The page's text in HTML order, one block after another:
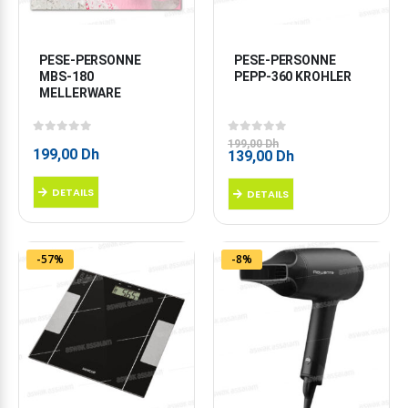
PESE-PERSONNE
MBS-180
MELLERWARE
199,00 Dh
DETAILS
PESE-PERSONNE
PEPP-360 KROHLER
0 sur 5
199,00Dh
Le
initial
était :
199,00 Dh.
139,00 DhLe
DETAILS
-57% -8%